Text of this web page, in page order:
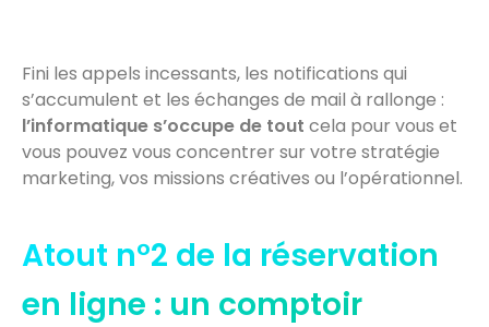
Fini les appels incessants, les notifications qui
s’accumulent et les échanges de mail à rallonge :
l’informatique s’occupe de tout cela pour vous et
vous pouvez vous concentrer sur votre stratégie
marketing, vos missions créatives ou l’opérationnel.
Atout n°2 de la réservation
en ligne : un comptoir